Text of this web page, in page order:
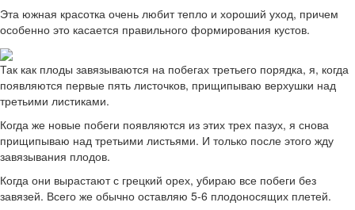
Эта южная красотка очень любит тепло и хороший уход, причем
особенно это касается правильного формирования кустов.
Так как плоды завязываются на побегах третьего порядка, я, когда
появляются первые пять листочков, прищипываю верхушки над
третьими листиками.
Когда же новые побеги появляются из этих трех пазух, я снова
прищипываю над третьими листьями. И только после этого жду
завязывания плодов.
Когда они вырастают с грецкий орех, убираю все побеги без
завязей. Всего же обычно оставляю 5-6 плодоносящих плетей.